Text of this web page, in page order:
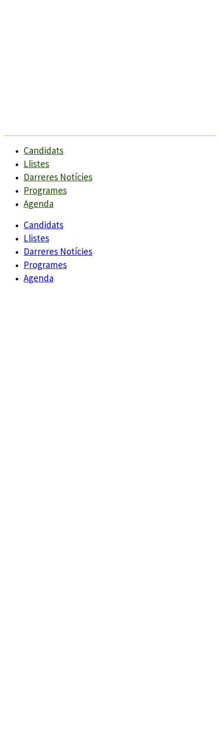
Candidats
Llistes
Darreres Notícies
Programes
Agenda
Candidats
Llistes
Darreres Notícies
Programes
Agenda